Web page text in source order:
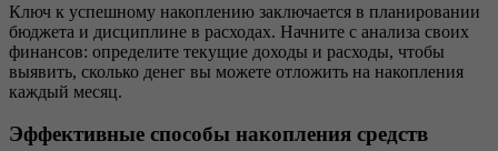
Ключ к успешному накоплению заключается в планировании
бюджета и дисциплине в расходах. Начните с анализа своих
финансов: определите текущие доходы и расходы, чтобы
выявить, сколько денег вы можете отложить на накопления
каждый месяц.
Эффективные способы накопления средств